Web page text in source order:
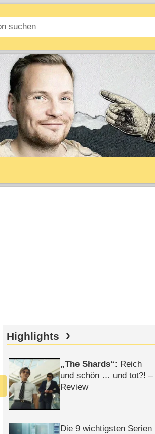
Highlights
The Shards : Reich
und schön … und tot?! –
Review
Die 9 wichtigsten Serien